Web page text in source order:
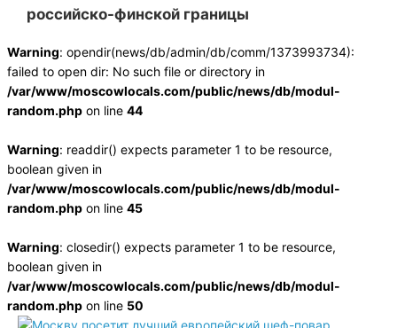
российско-финской границы
Warning: opendir(news/db/admin/db/comm/1373993734):
failed to open dir: No such file or directory in
/var/www/moscowlocals.com/public/news/db/modul-
random.phpon line 44
Warning: readdir() expects parameter 1 to be resource,
boolean given in
/var/www/moscowlocals.com/public/news/db/modul-
random.phpon line 45
Warning: closedir() expects parameter 1 to be resource,
boolean given in
/var/www/moscowlocals.com/public/news/db/modul-
random.phpon line 50